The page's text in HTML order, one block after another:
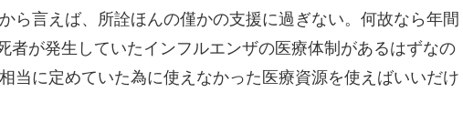
ら言えば、所詮ほんの僅かの支援に過ぎない。何故なら年間
者が発生していたインフルエンザの医療体制があるはずなの
当に定めていた為に使えなかった医療資源を使えばいいだけ